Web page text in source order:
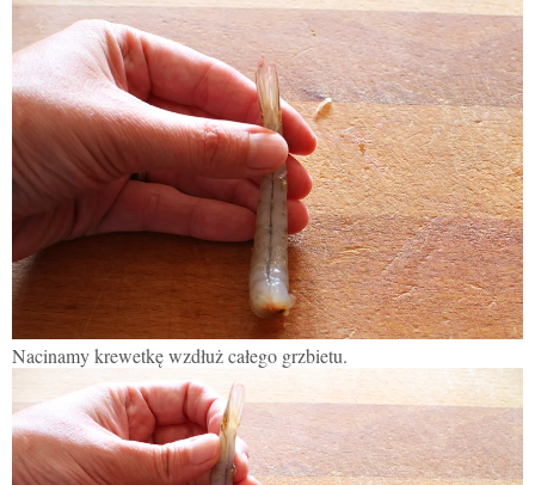
Nacinamy krewetkę wzdłuż całego grzbietu.